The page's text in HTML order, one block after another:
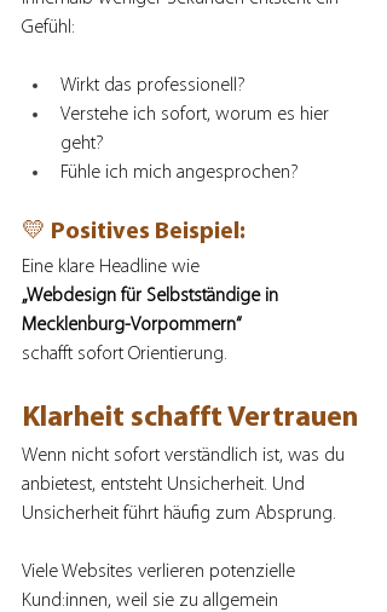
Gefühl:
Wirkt das professionell?
Verstehe ich sofort, worum es hier
geht?
Fühle ich mich angesprochen?
💛 Positives Beispiel:
Eine klare Headline wie
„Webdesign für Selbstständige in
Mecklenburg-Vorpommern“
schafft sofort Orientierung.
Klarheit schafft Vertrauen
Wenn nicht sofort verständlich ist, was du
anbietest, entsteht Unsicherheit. Und
Unsicherheit führt häufig zum Absprung.
Viele Websites verlieren potenzielle
Kund:innen, weil sie zu allgemein